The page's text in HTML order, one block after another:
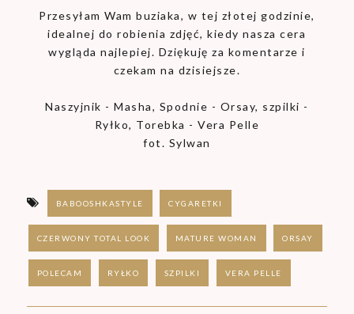
Przesyłam Wam buziaka, w tej złotej godzinie,
idealnej do robienia zdjęć, kiedy nasza cera
wygląda najlepiej. Dziękuję za komentarze i
czekam na dzisiejsze.
Naszyjnik - Masha, Spodnie - Orsay, szpilki -
Ryłko, Torebka - Vera Pelle
fot. Sylwan
BABOOSHKASTYLE CYGARETKI
CZERWONY TOTAL LOOK MATURE WOMAN ORSAY
POLECAM RYŁKO SZPILKI VERA PELLE